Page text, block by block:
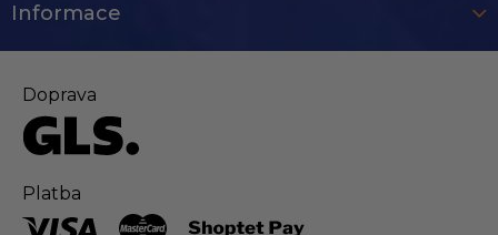
Informace
Doprava
Platba